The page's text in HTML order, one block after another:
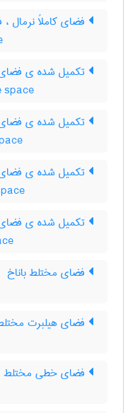
فضای کاملاً نرمال
تکمیل شده ی فضای
space
تکمیل شده ی
تکمیل شده ی فضای
تکمیل شده ی
فضای مختلط باناخ
فضای هیلبرت
فضای خطی مختلط